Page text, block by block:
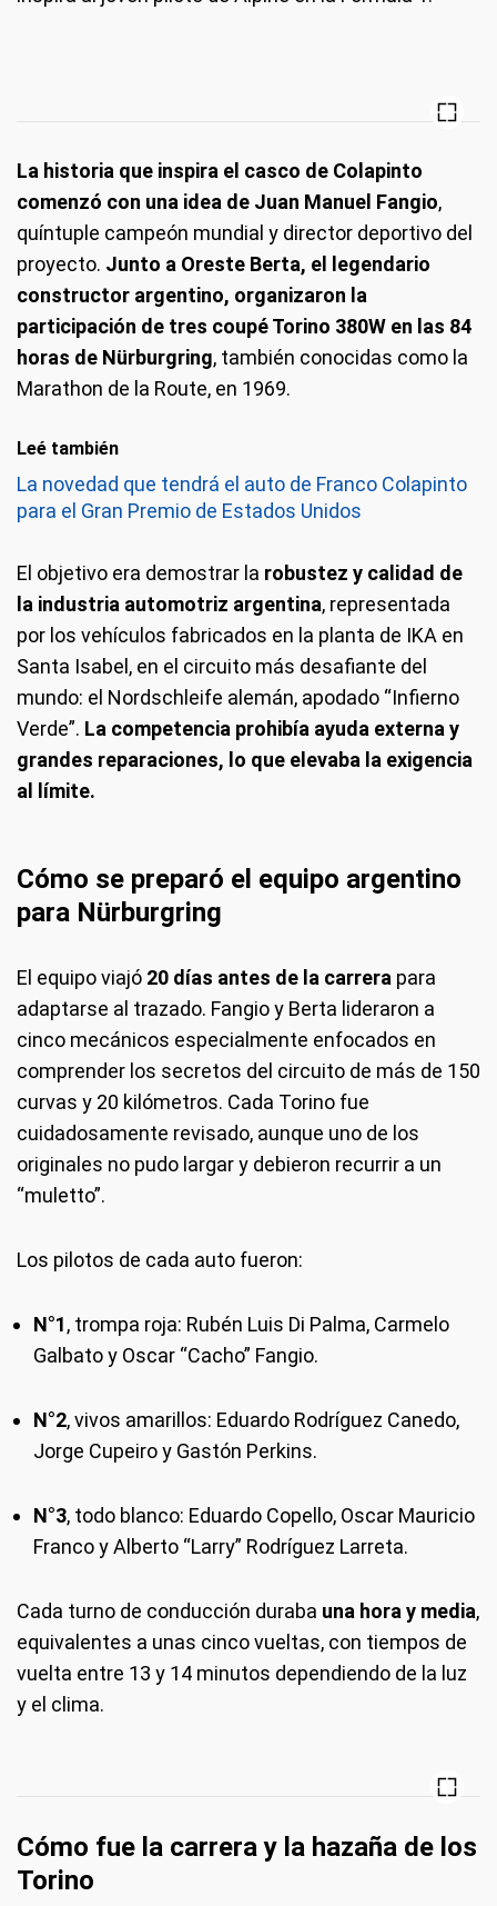
La historia que inspira el casco de Colapinto
comenzó con una idea de Juan Manuel Fangio,
quíntuple campeón mundial y director deportivo del
proyecto. Junto a Oreste Berta, el legendario
constructor argentino, organizaron la
participación de tres coupé Torino 380W en las 84
horas de Nürburgring, también conocidas como la
Marathon de la Route, en 1969.
Leé también
La novedad que tendrá el auto de Franco Colapinto
para el Gran Premio de Estados Unidos
El objetivo era demostrar la robustez y calidad de
la industria automotriz argentina, representada
por los vehículos fabricados en la planta de IKA en
Santa Isabel, en el circuito más desafiante del
mundo: el Nordschleife alemán, apodado “Infierno
Verde”. La competencia prohibía ayuda externa y
grandes reparaciones, lo que elevaba la exigencia
al límite.
Cómo se preparó el equipo argentino
para Nürburgring
El equipo viajó 20 días antes de la carrera para
adaptarse al trazado. Fangio y Berta lideraron a
cinco mecánicos especialmente enfocados en
comprender los secretos del circuito de más de 150
curvas y 20 kilómetros. Cada Torino fue
cuidadosamente revisado, aunque uno de los
originales no pudo largar y debieron recurrir a un
“muletto”.
Los pilotos de cada auto fueron:
N°1, trompa roja: Rubén Luis Di Palma, Carmelo
Galbato y Oscar “Cacho” Fangio.
N°2, vivos amarillos: Eduardo Rodríguez Canedo,
Jorge Cupeiro y Gastón Perkins.
N°3, todo blanco: Eduardo Copello, Oscar Mauricio
Franco y Alberto “Larry” Rodríguez Larreta.
Cada turno de conducción duraba una hora y media,
equivalentes a unas cinco vueltas, con tiempos de
vuelta entre 13 y 14 minutos dependiendo de la luz
y el clima.
Cómo fue la carrera y la hazaña de los
Torino